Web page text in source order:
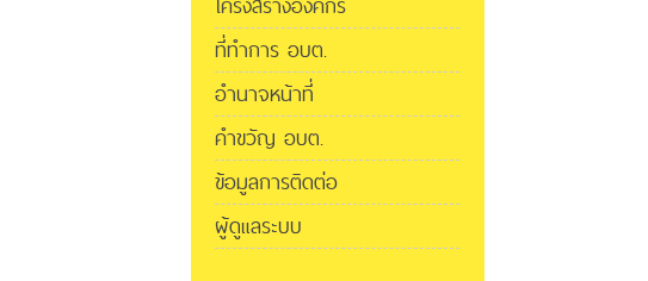
ที่ทำการ อบต.
อำนาจหน้าที่
คำขวัญ อบต.
ข้อมูลการติดต่อ
ผู้ดูแลระบบ